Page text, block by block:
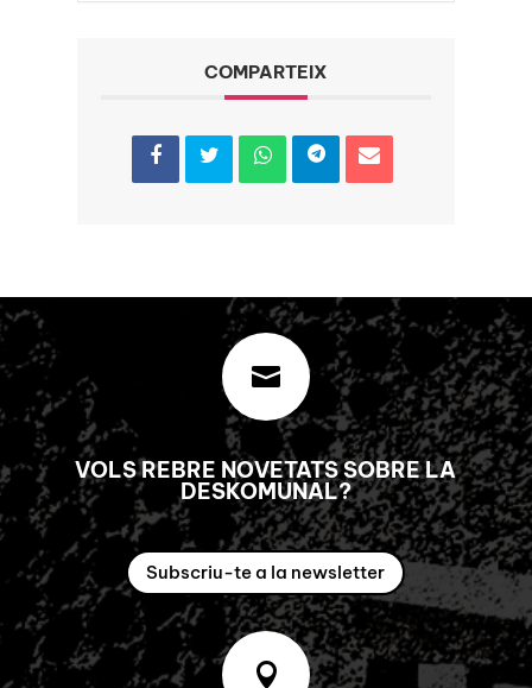
COMPARTEIX

VOLS REBRE NOVETATS SOBRE LA
DESKOMUNAL?
Subscriu-te a la newsletter
